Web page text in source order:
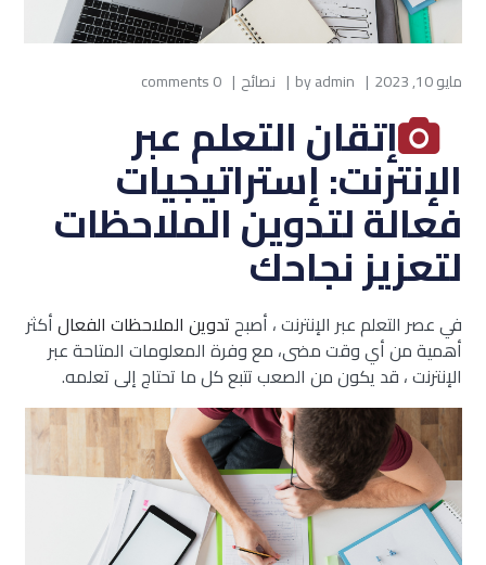
مايو 10, 2023 byadmin نصائح 0 comments
إتقان التعلم عبر
الإنترنت: إستراتيجيات
فعالة لتدوين الملاحظات
لتعزيز نجاحك
في عصر التعلم عبر الإنترنت ، أصبحتدوين الملاحظات الفعالأكثر
أهمية من أي وقت مضى، مع وفرة المعلومات المتاحة عبر
الإنترنت ، قد يكون من الصعب تتبع كل ما تحتاج إلى تعلمه.